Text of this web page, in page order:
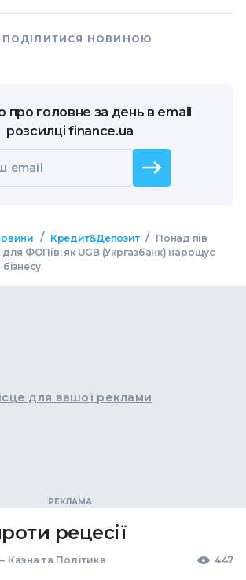
ПОДІЛИТИСЯ НОВИНОЮ
про головне за день в email
розсилці finance.ua
email
/ Кредит&Депозит / Понад пів
ФОПів: як UGB (Укргазбанк) нарощує
для вашої реклами
рецесії
Казна та Політика 447